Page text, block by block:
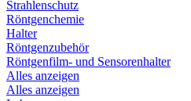
Strahlenschutz
Röntgenchemie
Halter
Röntgenzubehör
Röntgenfilm- und Sensorenhalter
Alles anzeigen
Alles anzeigen